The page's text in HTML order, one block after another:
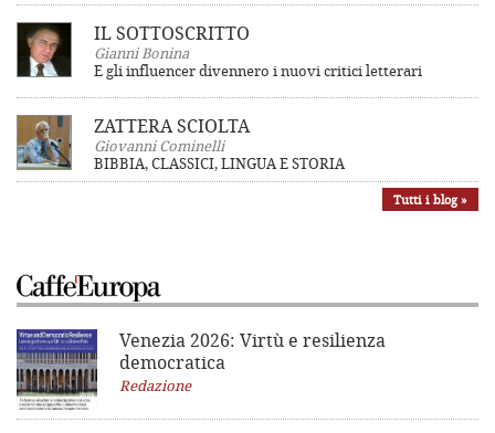
IL SOTTOSCRITTO
Gianni Bonina
E gli influencer divennero i nuovi critici letterari
ZATTERA SCIOLTA
Giovanni Cominelli
BIBBIA, CLASSICI, LINGUA E STORIA
Tutti i blog »
Venezia 2026: Virtù e resilienza
democratica
Redazione